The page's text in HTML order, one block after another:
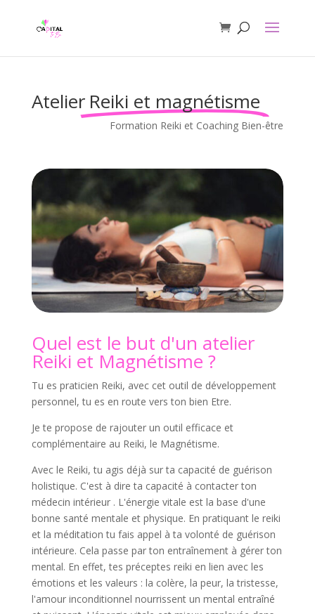
Atelier Reiki et magnétisme
Formation Reiki et Coaching Bien-être
Quel est le but d'un atelier
Reiki et Magnétisme ?
Tu es praticien Reiki, avec cet outil de développement
personnel, tu es en route vers ton bien Etre.
Je te propose de rajouter un outil efficace et
complémentaire au Reiki, le Magnétisme.
Avec le Reiki, tu agis déjà sur ta capacité de guérison
holistique. C'est à dire ta capacité à contacter ton
médecin intérieur . L'énergie vitale est la base d'une
bonne santé mentale et physique. En pratiquant le reiki
et la méditation tu fais appel à ta volonté de guérison
intérieure. Cela passe par ton entraînement à gérer ton
mental. En effet, tes préceptes reiki en lien avec les
émotions et les valeurs : la colère, la peur, la tristesse,
l'amour inconditionnel nourrissent un mental entraîné